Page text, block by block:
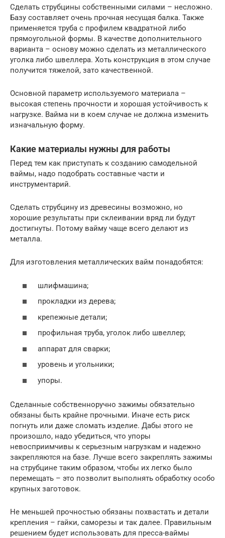
Сделать струбцины собственными силами – несложно.
Базу составляет очень прочная несущая балка. Также
применяется труба с профилем квадратной либо
прямоугольной формы. В качестве дополнительного
варианта – основу можно сделать из металлического
уголка либо швеллера. Хоть конструкция в этом случае
получится тяжелой, зато качественной.
Основной параметр используемого материала –
высокая степень прочности и хорошая устойчивость к
нагрузке. Вайма ни в коем случае не должна изменить
изначальную форму.
Какие материалы нужны для работы
Перед тем как приступать к созданию самодельной
ваймы, надо подобрать составные части и
инструментарий.
Сделать струбцину из древесины возможно, но
хорошие результаты при склеивании вряд ли будут
достигнуты. Потому вайму чаще всего делают из
металла.
Для изготовления металлических вайм понадобятся:
шлифмашина;
прокладки из дерева;
крепежные детали;
профильная труба, уголок либо швеллер;
аппарат для сварки;
уровень и угольники;
упоры.
Сделанные собственноручно зажимы обязательно
обязаны быть крайне прочными. Иначе есть риск
погнуть или даже сломать изделие. Дабы этого не
произошло, надо убедиться, что упоры
невосприимчивы к серьезным нагрузкам и надежно
закрепляются на базе. Лучше всего закреплять зажимы
на струбцине таким образом, чтобы их легко было
перемещать – это позволит выполнять обработку особо
крупных заготовок.
Не меньшей прочностью обязаны похвастать и детали
крепления – гайки, саморезы и так далее. Правильным
решением будет использовать для пресса-ваймы